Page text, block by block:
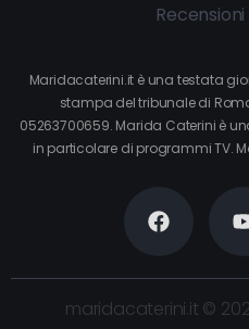
Recensioni
Maridacaterini.it è una testata
stampa del tribunale di
05263700659. Marida Caterini è
in particolare di programmi TV.
maridacaterini.it ©